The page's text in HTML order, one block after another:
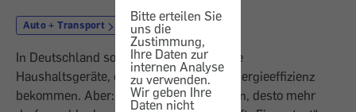
Bitte erteilen Sie
uns die
Zustimmung,
Ihre Daten zur
internen Analyse
zu verwenden.
Wir geben Ihre
Daten nicht
Auto + Transport Treibstoff
In Deutschland sollen Autos, ähnlich wie
Haushaltsgeräte, ein Kennzeichen für Energieeffizienz
bekommen. Aber: Je schwerer ein Wagen, desto mehr